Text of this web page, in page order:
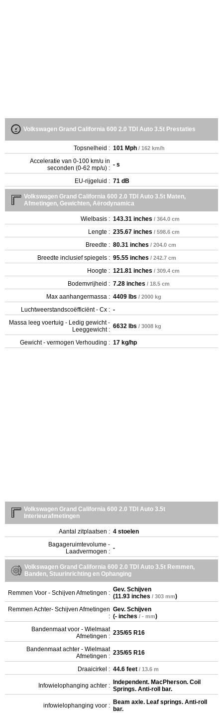
Volkswagen Grand California 600 2.0 TDI Auto 3.5t Prestaties
Topsnelheid : 101 Mph / 162 km/h
Acceleratie van 0-100 km/u in
seconden (0-62 mp/u) : - s
EU-rijgeluid : 71 dB
Volkswagen Grand California 600 2.0 TDI Auto 3.5t Maten,
Afmetingen, Gewichten, Aërodynamica
Wielbasis : 143.31 inches / 364.0 cm
Lengte : 235.67 inches / 598.6 cm
Breedte : 80.31 inches / 204.0 cm
Breedte inclusief spiegels : 95.55 inches / 242.7 cm
Hoogte : 121.81 inches / 309.4 cm
Bodemvrijheid : 7.28 inches / 18.5 cm
Max aanhangermassa : 4409 lbs / 2000 kg
Luchtweerstandscoëfficiënt - Cx : -
Massa leeg voertuig - Ledig gewicht -
Leeggewicht : 6632 lbs / 3008 kg
Gewicht - vermogen Verhouding : 17 kg/hp
Volkswagen Grand California 600 2.0 TDI Auto 3.5t
Interieurafmetingen
Aantal zitplaatsen : 4 stoelen
Bagageruimtevolume -
Laadvermogen : -
Volkswagen Grand California 600 2.0 TDI Auto 3.5t Remmen,
Banden, Stuurinrichting en Ophanging
Remmen Voor - Schijven Afmetingen : Gev. Schijven
(11.93 inches / 303 mm)
Remmen Achter- Schijven Afmetingen
:
Gev. Schijven
(- inches / - mm)
Bandenmaat voor - Wielmaat
Afmetingen : 235/65 R16
Bandenmaat achter - Wielmaat
Afmetingen : 235/65 R16
Draaicirkel : 44.6 feet / 13.6 m
Infowielophanging achter : Independent. MacPherson. Coil
Springs. Anti-roll bar.
infowielophanging voor : Beam axle. Leaf springs. Anti-roll
bar.